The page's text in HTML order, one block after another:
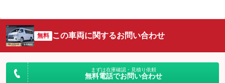
無料 この車両に関するお問い合わせ
まずは在庫確認・見積り依頼
無料電話でお問い合わせ